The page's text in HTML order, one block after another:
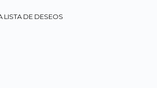
LISTA DE DESEOS